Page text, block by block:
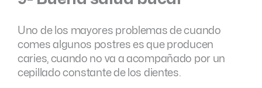
Uno de los mayores problemas de cuando
comes algunos postres es que producen
caries, cuando no va a acompañado por un
cepillado constante de los dientes.